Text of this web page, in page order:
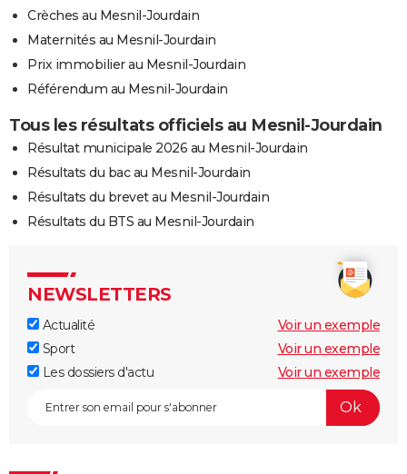
Crèches au Mesnil-Jourdain
Maternités au Mesnil-Jourdain
Prix immobilier au Mesnil-Jourdain
Référendum au Mesnil-Jourdain
Tous les résultats officiels au Mesnil-Jourdain
Résultat municipale 2026 au Mesnil-Jourdain
Résultats du bac au Mesnil-Jourdain
Résultats du brevet au Mesnil-Jourdain
Résultats du BTS au Mesnil-Jourdain
NEWSLETTERS
Actualité
Voir un exemple
Sport
Voir un exemple
Les dossiers d'actu
Voir un exemple